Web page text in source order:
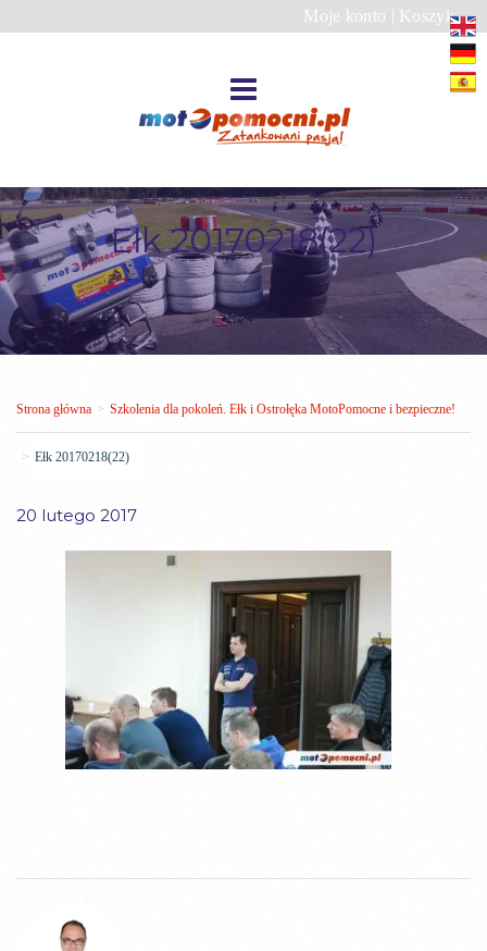
Moje konto | Koszyk
Ełk 20170218(22)
Strona główna > Szkolenia dla pokoleń. Ełk i Ostrołęka MotoPomocne i bezpieczne!
> Ełk 20170218(22)
20 lutego 2017